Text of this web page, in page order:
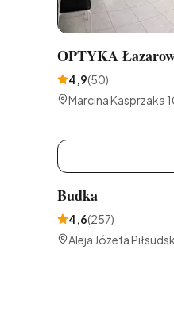
OPTYKA
4,9(50)
Marcina Kasprzaka
Budka
4,6(257)
Aleja Józefa